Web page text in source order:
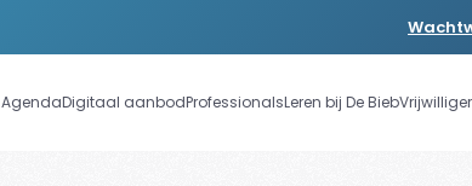
AgendaDigitaal aanbodProfessionalsLeren bij De Bieb